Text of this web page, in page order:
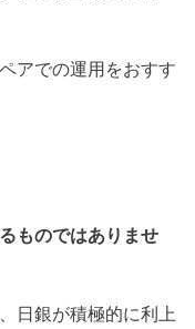
アでの運用をおすす
ものではありませ
日銀が積極的に利上